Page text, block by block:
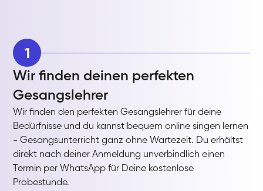
1
Wir finden deinen perfekten
Gesangslehrer
Wir finden den perfekten Gesangslehrer für deine
Bedürfnisse und du kannst bequem online singen lernen
- Gesangsunterricht ganz ohne Wartezeit. Du erhältst
direkt nach deiner Anmeldung unverbindlich einen
Termin per WhatsApp für Deine kostenlose
Probestunde.